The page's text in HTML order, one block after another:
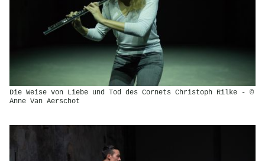
Die Weise von Liebe und Tod des Cornets Christoph Rilke - ©
Anne Van Aerschot